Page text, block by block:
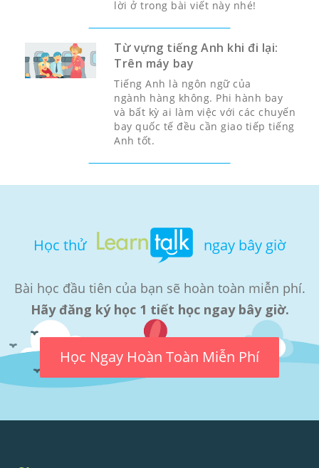
lời ở trong bài viết này nhé!
Từ vựng tiếng Anh khi đi lại:
Trên máy bay
Tiếng Anh là ngôn ngữ của
ngành hàng không. Phi hành bay
và bất kỳ ai làm việc với các chuyến
bay quốc tế đều cần giao tiếp tiếng
Anh tốt.
Học thử ngay bây giờ
Bài học đầu tiên của bạn sẽ hoàn toàn miễn phí.
Hãy đăng ký học 1 tiết học ngay bây giờ.
Học Ngay Hoàn Toàn Miễn Phí